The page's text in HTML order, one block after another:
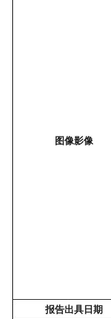
图像影像
报告出具日期